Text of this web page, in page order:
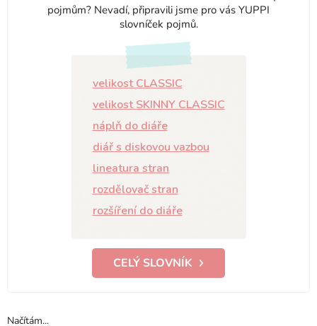
pojmům? Nevadí, připravili jsme pro vás YUPPI
slovníček pojmů.
velikost CLASSIC
velikost SKINNY CLASSIC
náplň do diáře
diář s diskovou vazbou
lineatura stran
rozdělovač stran
rozšíření do diáře
CELÝ SLOVNÍK
Načítám...